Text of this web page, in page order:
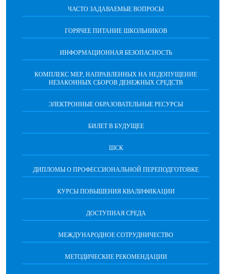
ЧАСТО ЗАДАВАЕМЫЕ ВОПРОСЫ
ГОРЯЧЕЕ ПИТАНИЕ ШКОЛЬНИКОВ
ИНФОРМАЦИОННАЯ БЕЗОПАСНОCТЬ
КОМПЛЕКС МЕР, НАПРАВЛЕННЫХ НА НЕДОПУЩЕНИЕ
НЕЗАКОННЫХ СБОРОВ ДЕНЕЖНЫХ СРЕДСТВ
ЭЛЕКТРОННЫЕ ОБРАЗОВАТЕЛЬНЫЕ РЕСУРСЫ
БИЛЕТ В БУДУЩЕЕ
ШСК
ДИПЛОМЫ О ПРОФЕССИОНАЛЬНОЙ ПЕРЕПОДГОТОВКЕ
КУРСЫ ПОВЫШЕНИЯ КВАЛИФИКАЦИИ
ДОСТУПНАЯ СРЕДА
МЕЖДУНАРОДНОЕ СОТРУДНИЧЕСТВО
МЕТОДИЧЕСКИЕ РЕКОМЕНДАЦИИ